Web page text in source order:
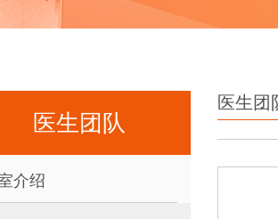
医生团队
介绍
医生团